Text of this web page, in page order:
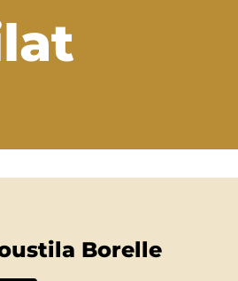
Borelle